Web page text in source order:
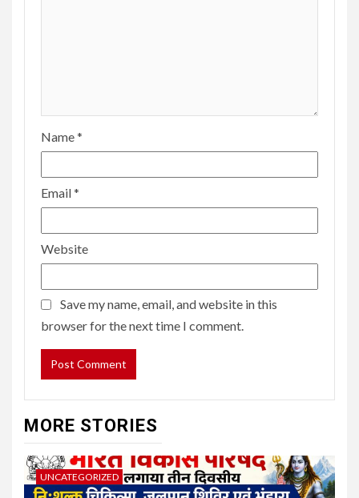
Name*
Email*
Website
Save my name, email, and website in this
browser for the next time I comment.
MORE STORIES
UNCATEGORIZED